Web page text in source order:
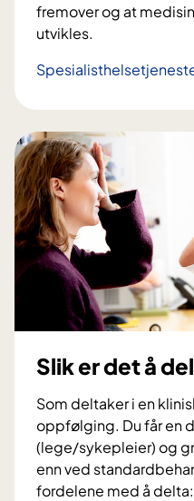
fremover og at
utvikles.
Slik er det å
Som deltaker i en
oppfølging. Du får en
(lege/sykepleier) og
enn ved
fordelene med å delta: